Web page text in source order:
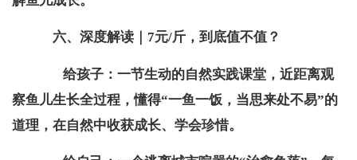
六、深度解读｜7元/斤，到底值不值？
给孩子：一节生动的自然实践课堂，近距离观
察鱼儿生长全过程，懂得“一鱼一饭，当思来处不易”的
道理，在自然中收获成长、学会珍惜。